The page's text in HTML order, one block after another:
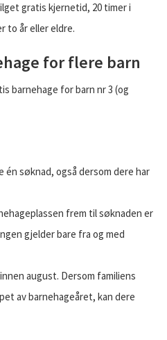
gratis kjernetid, 20 timer i
to år eller eldre.
for flere barn
barnehage for barn nr 3 (og
én søknad, også dersom dere har
frem til søknaden er
gjelder bare fra og med
august. Dersom familiens
av barnehageåret, kan dere